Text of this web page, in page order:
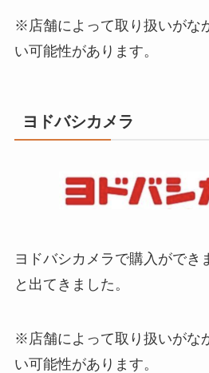
※店舗によって取り扱いがな
い可能性があります。
ヨドバシカメラ
ヨドバシカメラで購入ができ
と出てきました。
※店舗によって取り扱いがな
い可能性があります。